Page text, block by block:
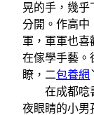
晃的手，幾乎
分開。作高中
軍，軍軍也喜
在傢學手藝。
瞭，二包養網
在成都唸
夜眼睛的小男